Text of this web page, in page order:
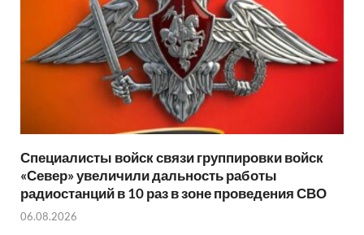
Специалисты войск связи группировки войск
«Север» увеличили дальность работы
радиостанций в 10 раз в зоне проведения СВО
06.08.2026